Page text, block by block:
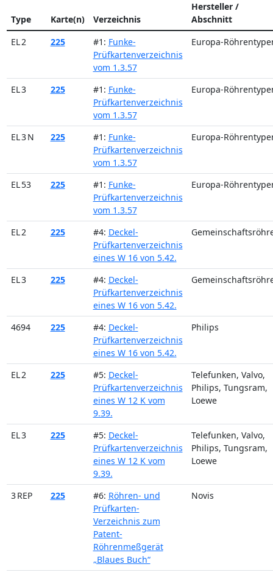
Type Karte(n) Verzeichnis
Hersteller /
Abschnitt
EL 2
225 #1: Funke-
Prüfkartenverzeichnis
vom 1.3.57
Europa-
EL 3 225 #1: Funke-
Prüfkartenverzeichnis
vom 1.3.57
Europa-
EL 3 N 225 #1: Funke-
Prüfkartenverzeichnis
vom 1.3.57
Europa-
EL 53 225 #1: Funke-
Prüfkartenverzeichnis
vom 1.3.57
Europa-
EL 2 225 #4: Deckel-
Prüfkartenverzeichnis
eines W 16 von 5.42.
EL 3 225 #4: Deckel-
Prüfkartenverzeichnis
eines W 16 von 5.42.
4694 225 #4: Deckel-
Prüfkartenverzeichnis
eines W 16 von 5.42.
Philips
EL 2 225 #5: Deckel-
Prüfkartenverzeichnis
eines W 12 K vom
9.39.
Telefunken, Valvo,
Philips, Tungsram,
Loewe
EL 3 225 #5: Deckel-
Prüfkartenverzeichnis
eines W 12 K vom
9.39.
Telefunken, Valvo,
Philips, Tungsram,
Loewe
3 REP 225 #6: Röhren- und
Prüfkarten-
Verzeichnis zum
Patent-
Röhrenmeßgerät
„Blaues Buch“
Novis